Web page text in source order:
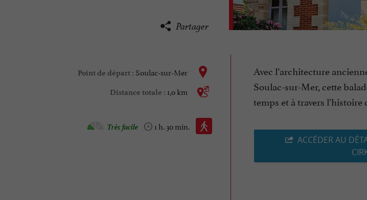
Partager
Point de départ : Soulac-sur-Mer
Distance totale : 1,0 km
Marche à pied :
1 h. 30 min.
Très facile
Avec l’architecture
Soulac-sur-Mer, cette
temps et à travers l’histoire
ACCÉDER AU